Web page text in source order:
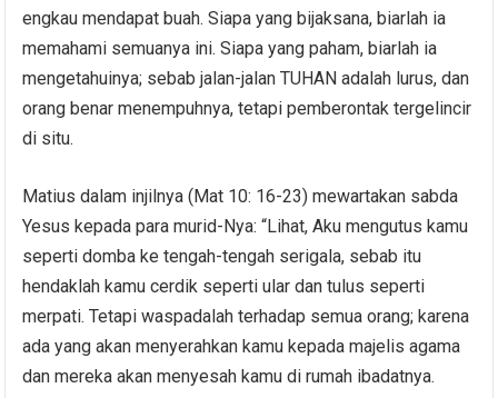
engkau mendapat buah. Siapa yang bijaksana, biarlah ia
memahami semuanya ini. Siapa yang paham, biarlah ia
mengetahuinya; sebab jalan-jalan TUHAN adalah lurus, dan
orang benar menempuhnya, tetapi pemberontak tergelincir
di situ.
Matius dalam injilnya (Mat 10: 16-23) mewartakan sabda
Yesus kepada para murid-Nya: “Lihat, Aku mengutus kamu
seperti domba ke tengah-tengah serigala, sebab itu
hendaklah kamu cerdik seperti ular dan tulus seperti
merpati. Tetapi waspadalah terhadap semua orang; karena
ada yang akan menyerahkan kamu kepada majelis agama
dan mereka akan menyesah kamu di rumah ibadatnya.